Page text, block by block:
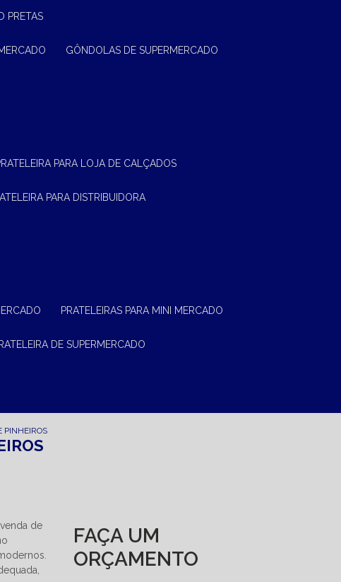
PRETAS
GÔNDOLAS DE SUPERMERCADO
PRATELEIRA PARA LOJA DE CALÇADOS
PARA DISTRIBUIDORA
PRATELEIRAS PARA MINI MERCADO
PRATELEIRA DE SUPERMERCADO
PINHEIROS
de
FAÇA UM
ORÇAMENTO